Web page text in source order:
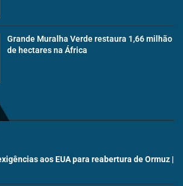
Grande Muralha Verde restaura 1,66 milhão
de hectares na África
aos EUA para reabertura de Ormuz |